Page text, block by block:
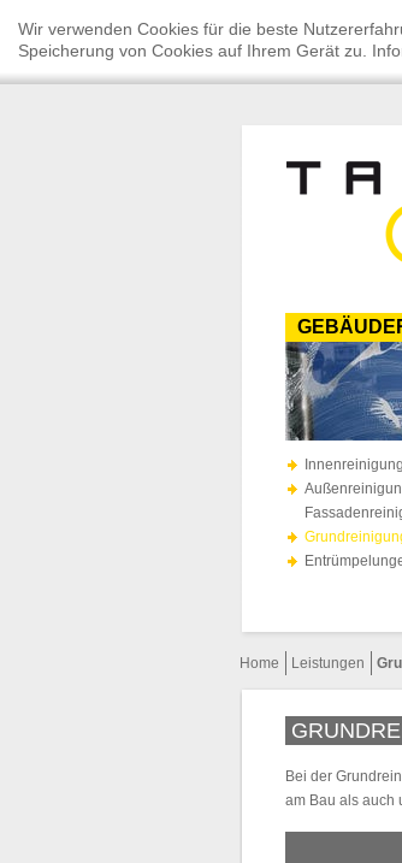
Wir verwenden Cookies für die beste
Speicherung von Cookies auf Ihrem Gerät zu.
Home Leistungen
Bei der
am Bau als auch
Innenreinigung